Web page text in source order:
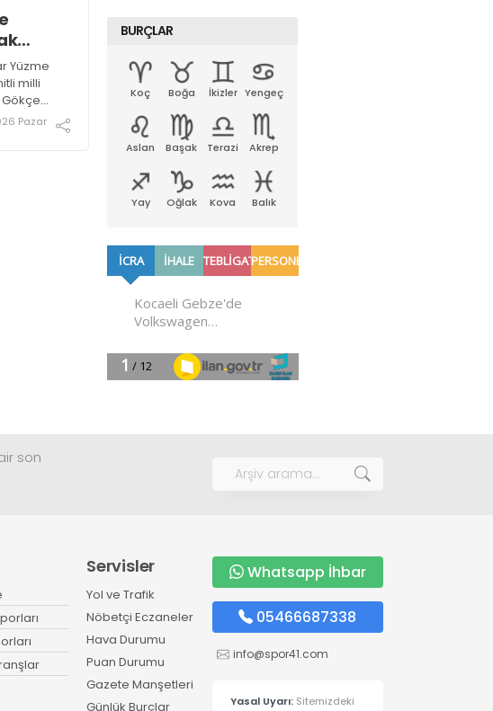
oldu!
Yüzme
milli
müthiş
Pazar
BURÇLAR
Koç Boğa İkizler Yengeç
Aslan Başak Terazi Akrep
Yay Oğlak Kova Balık
son
Servisler
Yol ve Trafik
Nöbetçi Eczaneler
Hava Durumu
Puan Durumu
Gazete Manşetleri
Günlük Burçlar
Whatsapp İhbar
05466687338
info@spor41.com
Yasal Uyarı: Sitemizdeki